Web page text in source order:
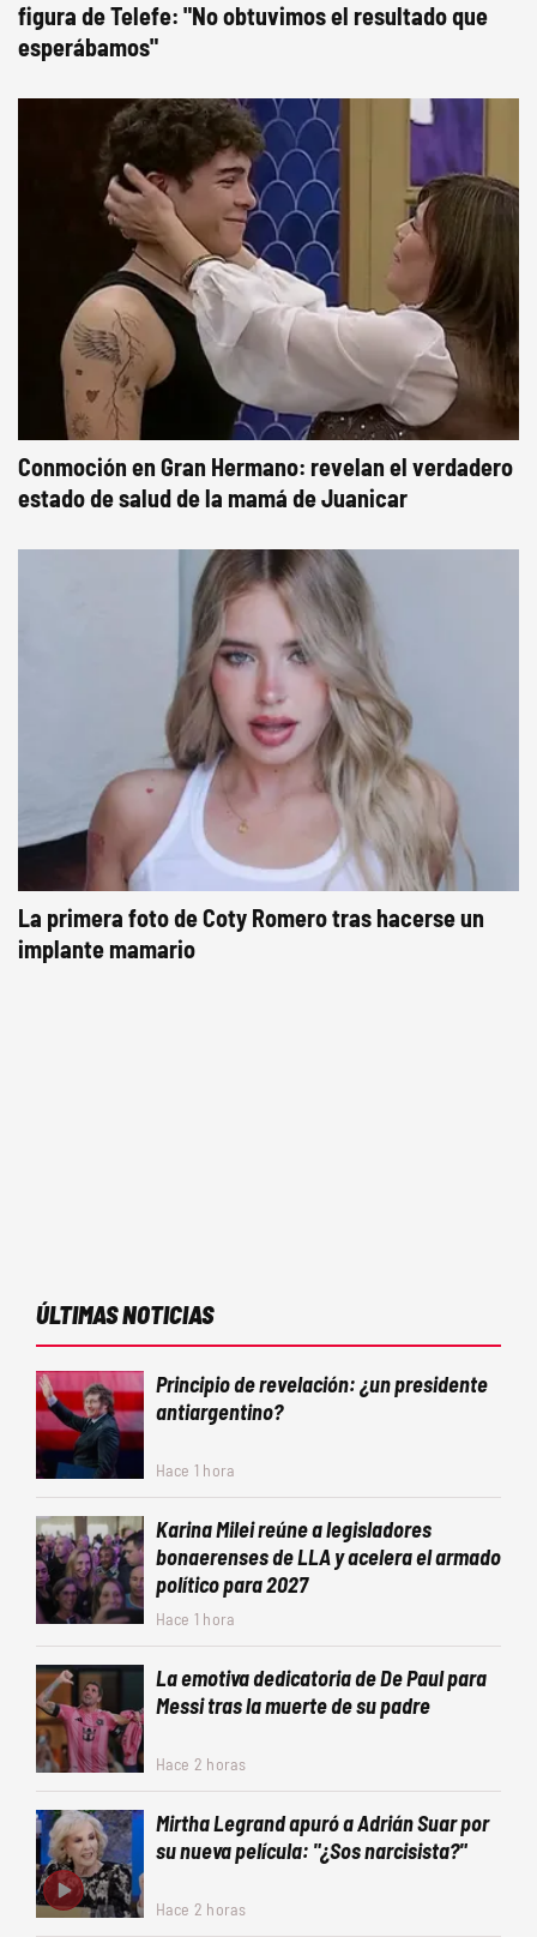
figura de Telefe: "No obtuvimos el resultado que
esperábamos"
Conmoción en Gran Hermano: revelan el verdadero
estado de salud de la mamá de Juanicar
La primera foto de Coty Romero tras hacerse un
implante mamario
ÚLTIMAS NOTICIAS
Principio de revelación: ¿un presidente
antiargentino?
Hace 1 hora
Karina Milei reúne a legisladores
bonaerenses de LLA y acelera el armado
político para 2027
Hace 1 hora
La emotiva dedicatoria de De Paul para
Messi tras la muerte de su padre
Hace 2 horas
Mirtha Legrand apuró a Adrián Suar por
su nueva película: "¿Sos narcisista?"
Hace 2 horas